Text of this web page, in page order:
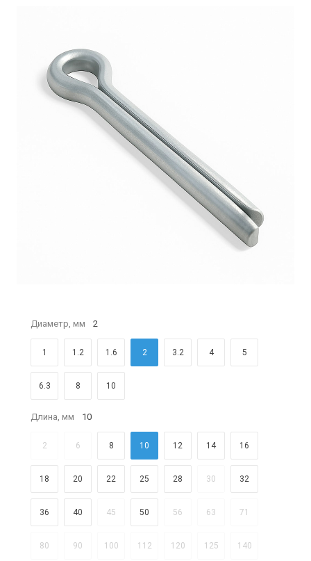
Диаметр, мм 2
1 1.2 1.6 2 3.2 4 5
6.3 8 10
Длина, мм 10
2 6 8 10 12 14 16
18 20 22 25 28 30 32
36 40 45 50 56 63 71
80 90 100 112 120 125 140